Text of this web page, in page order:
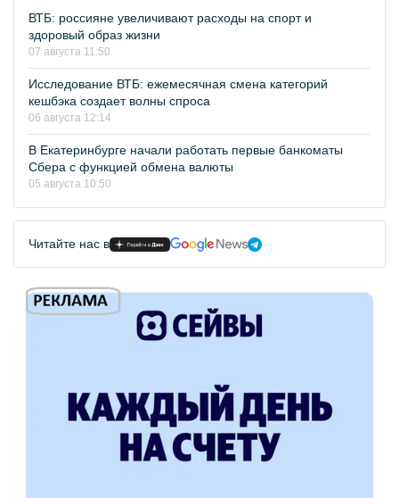
ВТБ: россияне увеличивают расходы на спорт и
здоровый образ жизни
07 августа 11:50
Исследование ВТБ: ежемесячная смена категорий
кешбэка создает волны спроса
06 августа 12:14
В Екатеринбурге начали работать первые банкоматы
Сбера с функцией обмена валюты
05 августа 10:50
Читайте нас в